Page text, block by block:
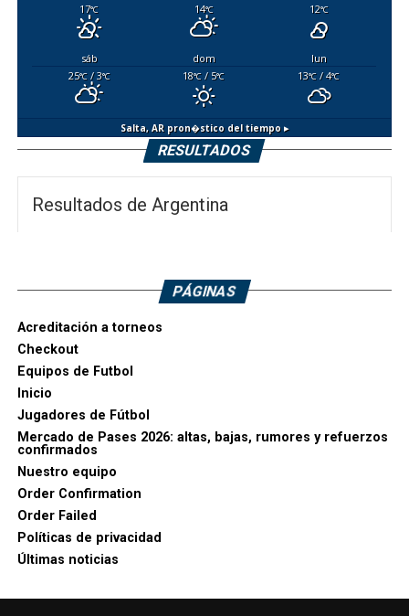
17°C 14°C 12°C
sáb dom
lun
25°C/ 3°C 18°C / 5°C 13°C / 4°C
Salta, ARpron�stico del tiempo ▸
RESULTADOS
Resultados de Argentina
PÁGINAS
Acreditación a torneos
Checkout
Equipos de Futbol
Inicio
Jugadores de Fútbol
Mercado de Pases 2026: altas, bajas, rumores y refuerzos
confirmados
Nuestro equipo
Order Confirmation
Order Failed
Políticas de privacidad
Últimas noticias